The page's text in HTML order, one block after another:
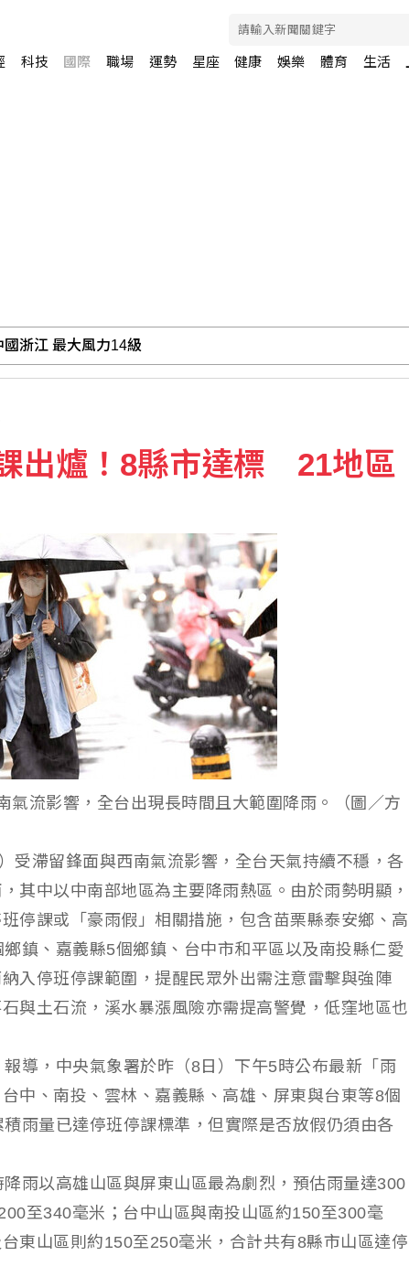
科技 國際 職場 運勢 星座 健康 娛樂 體育 生活
外購粗油 自主進口黃豆產製成品油
遇惹議 日網友質疑「顧忌中國」
浙江 最大風力14級
出爐！8縣市達標 21地區
氣流影響，全台出現長時間且大範圍降雨。（圖／方
受滯留鋒面與西南氣流影響，全台天氣持續不穩，各
其中以中南部地區為主要降雨熱區。由於雨勢明顯，
停課或「豪雨假」相關措施，包含苗栗縣泰安鄉、高
鎮、嘉義縣5個鄉鎮、台中市和平區以及南投縣仁愛
入停班停課範圍，提醒民眾外出需注意雷擊與強陣
與土石流，溪水暴漲風險亦需提高警覺，低窪地區也
導，中央氣象署於昨（8日）下午5時公布最新「雨
中、南投、雲林、嘉義縣、高雄、屏東與台東等8個
雨量已達停班停課標準，但實際是否放假仍須由各
雨以高雄山區與屏東山區最為劇烈，預估雨量達300
至340毫米；台中山區與南投山區約150至300毫
東山區則約150至250毫米，合計共有8縣市山區達停